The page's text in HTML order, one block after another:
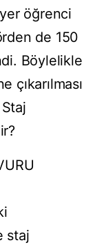
öğrenci
de 150
Böylelikle
çıkarılması
staj